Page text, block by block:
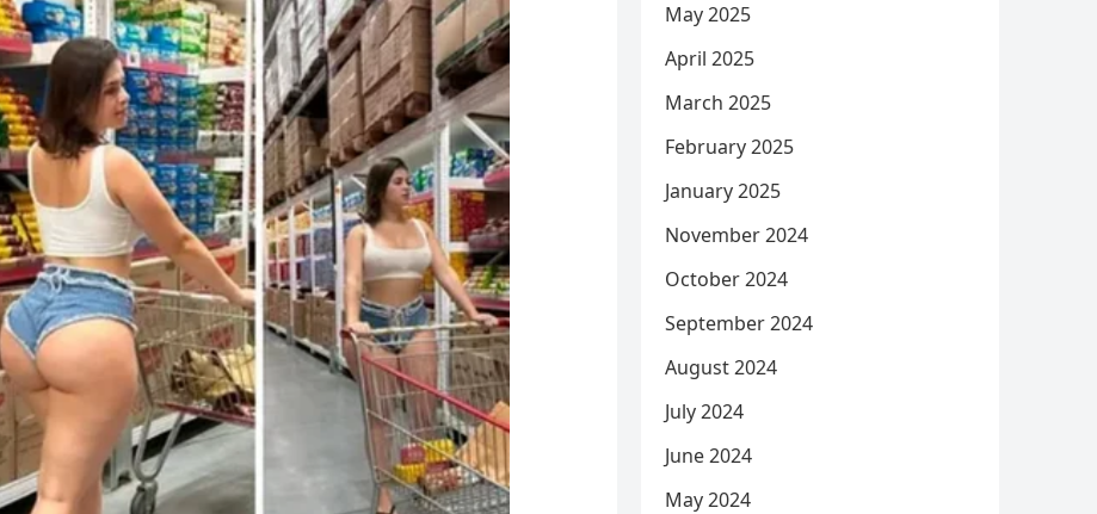
May 2025
April 2025
March 2025
February 2025
January 2025
November 2024
October 2024
September 2024
August 2024
July 2024
June 2024
May 2024